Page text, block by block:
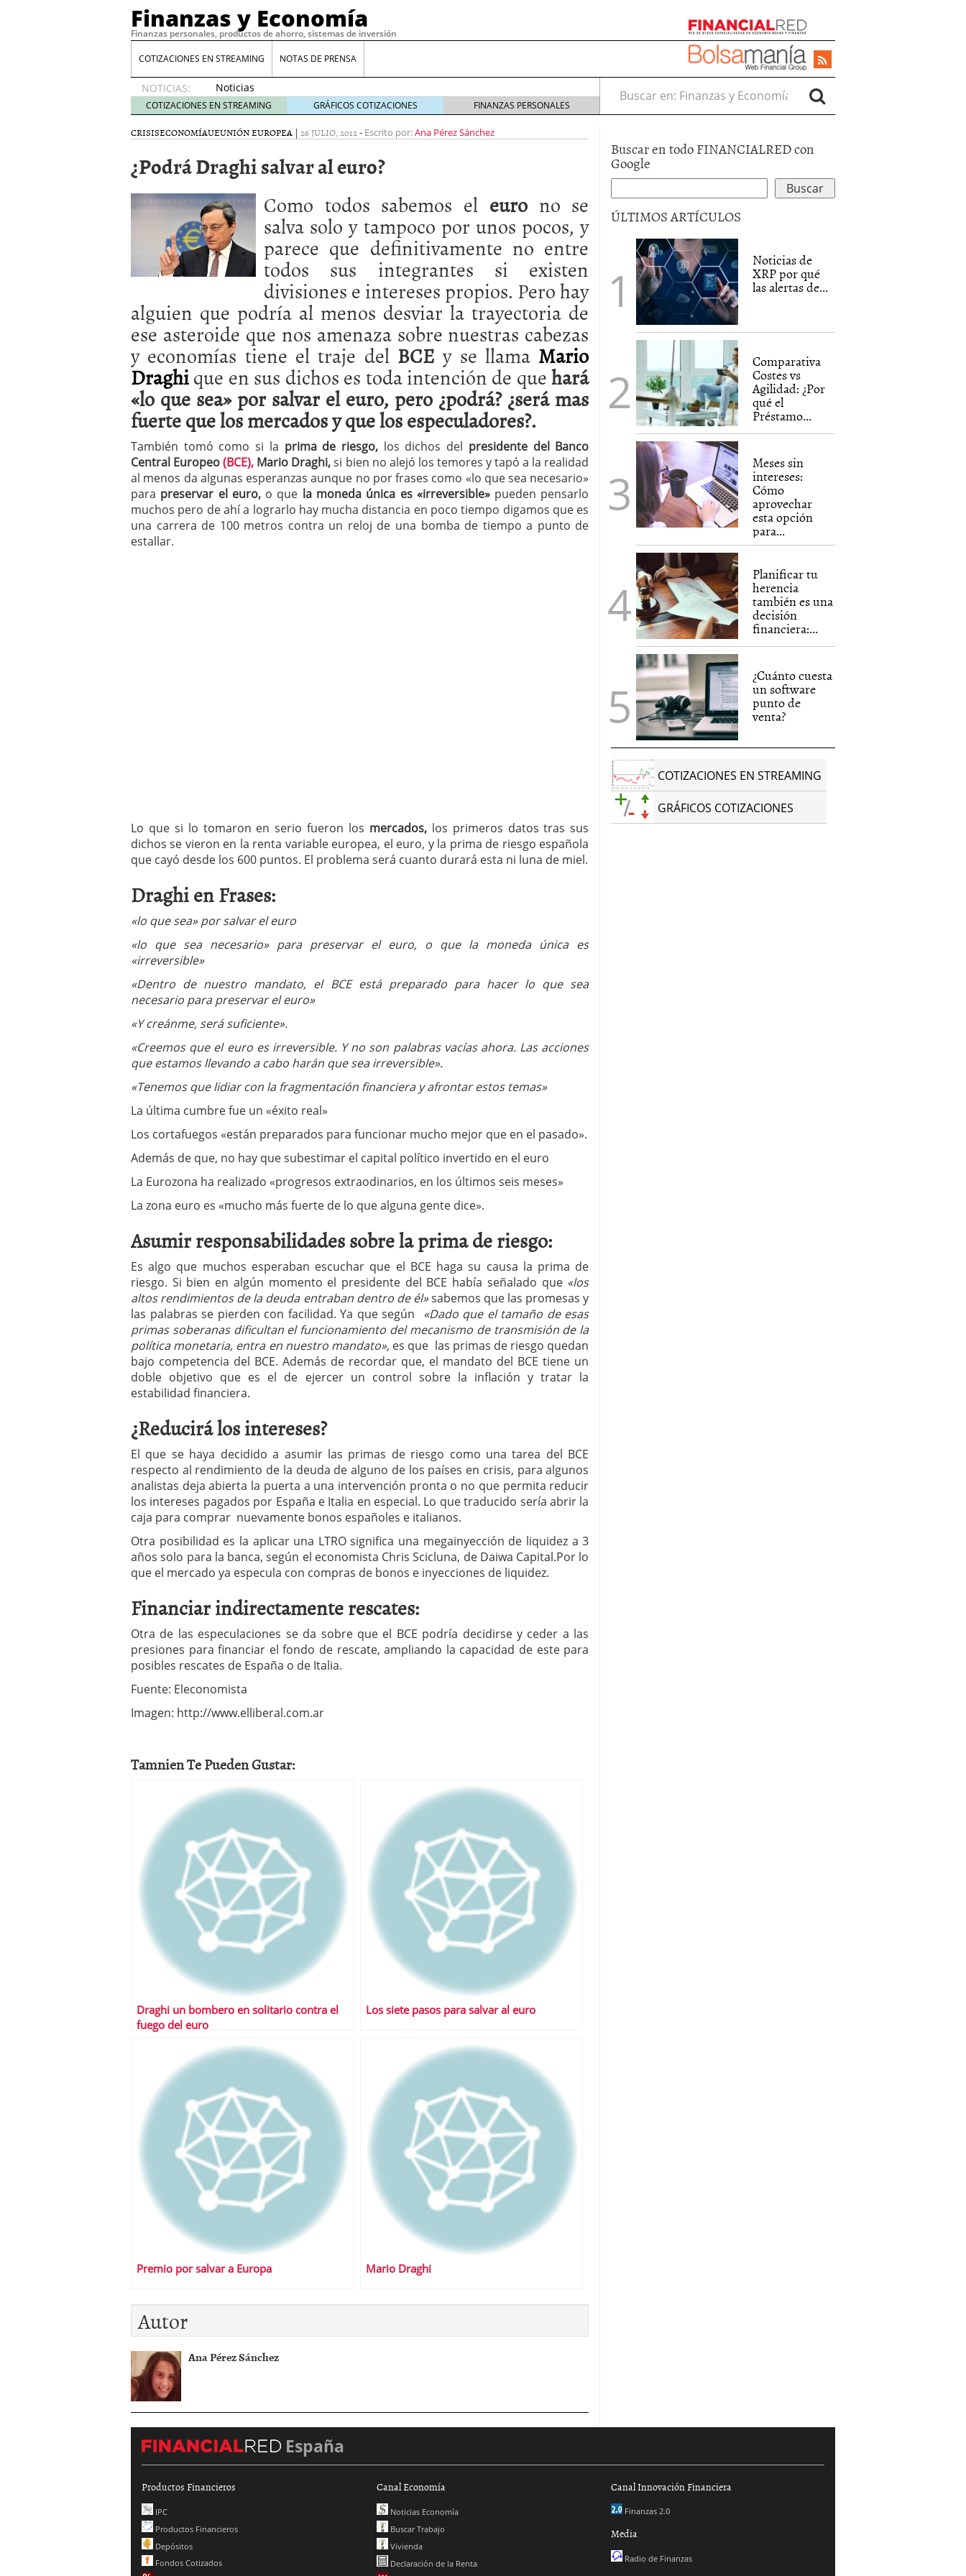
Finanzas y Economía
Finanzas personales, productos de ahorro, sistemas de inversión
COTIZACIONES EN STREAMING NOTAS DE PRENSA
NOTICIAS:
Noticias
de XRP
por qué
las
whales
llegar
tarde 16
de abril
de 2026
Comparativa Costes vs Agilidad: ¿Por qué el Préstamo Promotor privado
acelera la rentabilidad?
12 de diciembre de 2025
Meses sin intereses: Cómo aprovechar esta opción para gestionar tus
24 de noviembre de 2025
Planificar tu herencia también es una decisión financiera: cómo anticiparte
a los costes 21 de noviembre de 2025
¿Cuánto cuesta un software punto de venta? 3 de octubre de 2025
COTIZACIONES EN STREAMING GRÁFICOS COTIZACIONES FINANZAS PERSONALES
Buscar en:
CRISISECONOMÍAUEUNIÓN EUROPEA | 26 JULIO, 2012- Escrito por:Ana Pérez Sánchez
¿Podrá Draghi salvar al euro?
Como todos sabemos el eurono se
salva solo y tampoco por unos pocos, y
parece que definitivamente no entre
todos sus integrantes si existen
divisiones e intereses propios. Pero hay
alguien que podría al menos desviar la trayectoria de
ese asteroide que nos amenaza sobre nuestras cabezas
y economías tiene el traje delBCE y se llama Mario
Draghique en sus dichos es toda intención de quehará
«lo que sea» por salvar el euro, pero ¿podrá? ¿será mas
fuerte que los mercados y que los especuladores?.
También tomó como si la prima de riesgo, los dichos del presidente del Banco
Central Europeo(BCE), Mario Draghi,si bien no alejó los temores y tapó a la realidad
al menos da algunas esperanzas aunque no por frases como «lo que sea necesario»
para preservar el euro,o que la moneda única es «irreversible»pueden pensarlo
muchos pero de ahí a lograrlo hay mucha distancia en poco tiempo digamos que es
una carrera de 100 metros contra un reloj de una bomba de tiempo a punto de
estallar.
Lo que si lo tomaron en serio fueron los mercados,los primeros datos tras sus
dichos se vieron en la renta variable europea, el euro, y la prima de riesgo española
que cayó desde los 600 puntos. El problema será cuanto durará esta ni luna de miel.
Draghi en Frases:
«lo que sea» por salvar el euro
«lo que sea necesario» para preservar el euro, o que la moneda única es
«irreversible»
«Dentro de nuestro mandato, el BCE está preparado para hacer lo que sea
necesario para preservar el euro»
«Y creánme, será suficiente».
«Creemos que el euro es irreversible. Y no son palabras vacías ahora. Las acciones
que estamos llevando a cabo harán que sea irreversible».
«Tenemos que lidiar con la fragmentación financiera y afrontar estos temas»
La última cumbre fue un «éxito real»
Los cortafuegos «están preparados para funcionar mucho mejor que en el pasado».
Además de que, no hay que subestimar el capital político invertido en el euro
La Eurozona ha realizado «progresos extraodinarios, en los últimos seis meses»
La zona euro es «mucho más fuerte de lo que alguna gente dice».
Asumir responsabilidades sobre la prima de riesgo:
Es algo que muchos esperaban escuchar que el BCE haga su causa la prima de
riesgo. Si bien en algún momento el presidente del BCE había señalado que «los
altos rendimientos de la deuda entraban dentro de él»sabemos que las promesas y
las palabras se pierden con facilidad. Ya que según «Dado que el tamaño de esas
primas soberanas dificultan el funcionamiento del mecanismo de transmisión de la
política monetaria, entra en nuestro mandato»,es que las primas de riesgo quedan
bajo competencia del BCE. Además de recordar que, el mandato del BCE tiene un
doble objetivo que es el de ejercer un control sobre la inflación y tratar la
estabilidad financiera.
¿Reducirá los intereses?
El que se haya decidido a asumir las primas de riesgo como una tarea del BCE
respecto al rendimiento de la deuda de alguno de los países en crisis, para algunos
analistas deja abierta la puerta a una intervención pronta o no que permita reducir
los intereses pagados por España e Italia en especial. Lo que traducido sería abrir la
caja para comprar nuevamente bonos españoles e italianos.
Otra posibilidad es la aplicar una LTRO significa una megainyección de liquidez a 3
años solo para la banca, según el economista Chris Scicluna, de Daiwa Capital.Por lo
que el mercado ya especula con compras de bonos e inyecciones de liquidez.
Financiar indirectamente rescates:
Otra de las especulaciones se da sobre que el BCE podría decidirse y ceder a las
presiones para financiar el fondo de rescate, ampliando la capacidad de este para
posibles rescates de España o de Italia.
Fuente: Eleconomista
Imagen: http://www.elliberal.com.ar
Tamnien Te Pueden Gustar:
Draghi un bombero en solitario contra el
fuego del euro
Los siete pasos para salvar al euro
Premio por salvar a Europa Mario Draghi
Autor
Ana Pérez Sánchez
Buscar en todo FINANCIALRED con
Google
ÚLTIMOS ARTÍCULOS
Noticias de
XRP por qué
las alertas de...
Comparativa
Costes vs
Agilidad: ¿Por
qué el
Préstamo...
Meses sin
intereses:
Cómo
aprovechar
esta opción
para...
Planificar tu
herencia
también es una
decisión
financiera:...
¿Cuánto cuesta
un software
punto de
venta?
COTIZACIONES EN STREAMING
GRÁFICOS COTIZACIONES
España
Productos Financieros
IPC
Productos Financieros
Depósitos
Fondos Cotizados
Canal Economía
Noticias Economía
Buscar Trabajo
Vivienda
Declaración de la Renta
Canal Innovación Financiera
Finanzas 2.0
Media
Radio de Finanzas